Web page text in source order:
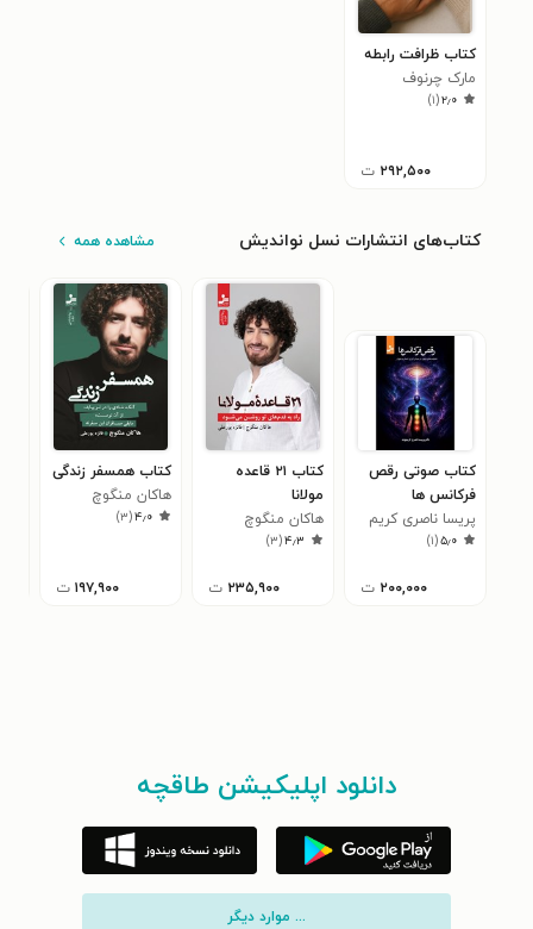
کتاب ظرافت رابطه
مارک چرنوف
۲٫۰(۱)
۲۹۲,۵۰۰ ت
کتاب‌های انتشارات نسل نواندیش مشاهده همه
کتاب صوتی رقص
فرکانس ها
پریسا ناصری کریم
وند۵٫۰(۱)
۲۰۰,۰۰۰ ت
کتاب ۲۱ قاعده
مولانا
هاکان منگوچ
۴٫۳(۳)
۲۳۵,۹۰۰ ت
کتاب همسفر زندگی
هاکان منگوچ
۴٫۰(۳)
۱۹۷,۹۰۰ ت
دانلود اپلیکیشن طاقچه
... موارد دیگر